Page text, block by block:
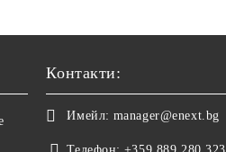
Контакти:
Имейл: manager@enext.bg